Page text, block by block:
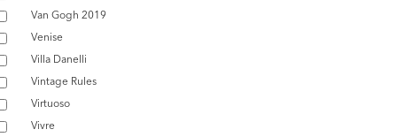
Van Gogh 2019
Venise
Villa Danelli
Vintage Rules
Virtuoso
Vivre